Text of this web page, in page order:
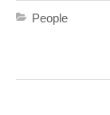
People